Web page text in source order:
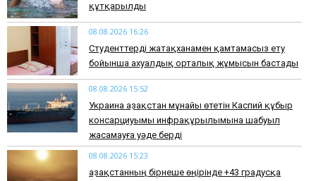
құтқарылды
08.08.2026 16:26
Студенттерді жатақханамен қамтамасыз ету
бойынша ахуалдық орталық жұмысын бастады
08.08.2026 15:52
Украина Қазақстан мұнайы өтетін Каспий құбыр
консарциуымы инфрақұрылымына шабуыл
жасамауға уәде берді
08.08.2026 15:23
Қазақстанның бірнеше өңірінде +43 градусқа